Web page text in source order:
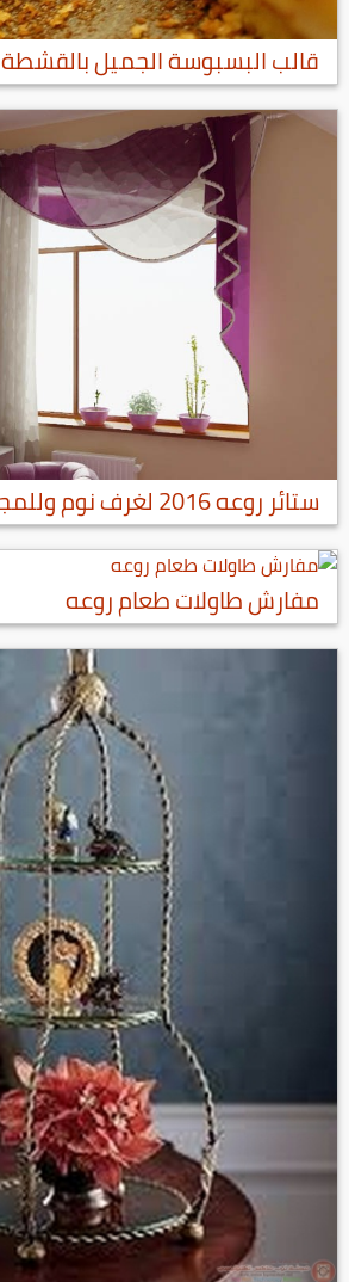
قالب البسبوسة الجميل بالقشطة
ستائر روعه 2016 لغرف نوم وللمجالس
مفارش طاولات طعام روعه